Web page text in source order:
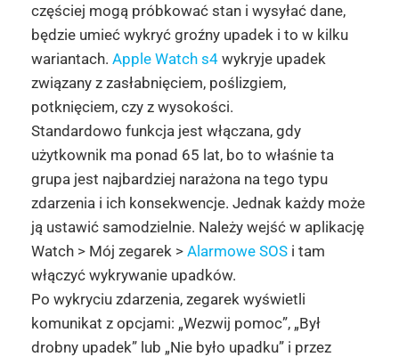
częściej mogą próbkować stan i wysyłać dane,
będzie umieć wykryć groźny upadek i to w kilku
wariantach. Apple Watch s4wykryje upadek
związany z zasłabnięciem, poślizgiem,
potknięciem, czy z wysokości.
Standardowo funkcja jest włączana, gdy
użytkownik ma ponad 65 lat, bo to właśnie ta
grupa jest najbardziej narażona na tego typu
zdarzenia i ich konsekwencje. Jednak każdy może
ją ustawić samodzielnie. Należy wejść w aplikację
Watch > Mój zegarek > Alarmowe SOSi tam
włączyć wykrywanie upadków.
Po wykryciu zdarzenia, zegarek wyświetli
komunikat z opcjami: „Wezwij pomoc”, „Był
drobny upadek” lub „Nie było upadku” i przez